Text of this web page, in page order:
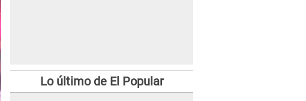
Lo último de El Popular